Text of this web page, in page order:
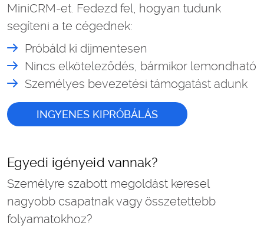
MiniCRM-et. Fedezd fel, hogyan tudunk
segíteni a te cégednek:
Próbáld ki díjmentesen
Nincs elköteleződés, bármikor lemondható
Személyes bevezetési támogatást adunk
INGYENES KIPRÓBÁLÁS
Egyedi igényeid vannak?
Személyre szabott megoldást keresel
nagyobb csapatnak vagy összetettebb
folyamatokhoz?